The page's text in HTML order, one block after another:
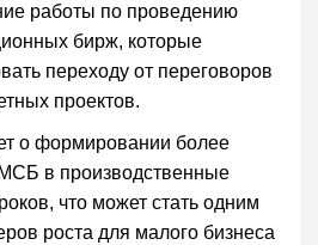
работы по проведению
бирж, которые
переходу от переговоров
проектов.
о формировании более
в производственные
что может стать одним
роста для малого бизнеса